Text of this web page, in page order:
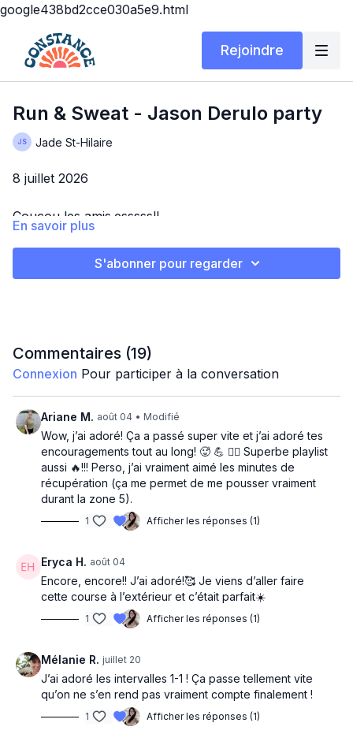
google438bd2cce030a5e9.html
Rejoindre
Run & Sweat - Jason Derulo party
Jade St-Hilaire
8 juillet 2026
Coucou les amis.esssss!!
Ici on se fait une petite séance d'intervalles 1-1
Petite mobilité
Intervalles:
1 minute de repos (jogging léger ou marche)
On fait ça 10x
Cold down - 1 chanson
Tout ça en écoutant notre bon vieux chum Jason
Derulo en mode party (mais surtout en mode cowboy,
vous verrez pourquoi ahahahah)
En savoir plus
S'abonner pour regarder
Commentaires (19)
Connexion Pour participer à la conversation
Ariane M. août 04 • Modifié
Wow, j’ai adoré! Ça a passé super vite et j’ai adoré tes
encouragements tout au long! 🥵 💪 🏃‍♀️ Superbe playlist
aussi 🔥!!! Perso, j’ai vraiment aimé les minutes de
récupération (ça me permet de me pousser vraiment
durant la zone 5).
1 Afficher les réponses (1)
Eryca H. août 04
Encore, encore!! J’ai adoré!🥰 Je viens d’aller faire
cette course à l’extérieur et c’était parfait☀️
1 Afficher les réponses (1)
Mélanie R. juillet 20
J’ai adoré les intervalles 1-1 ! Ça passe tellement vite
qu’on ne s’en rend pas vraiment compte finalement !
1 Afficher les réponses (1)